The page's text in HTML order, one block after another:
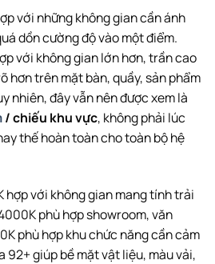
với những không gian cần ánh
dồn cường độ vào một điểm.
với không gian lớn hơn, trần cao
hơn trên mặt bàn, quầy, sản phẩm
nhiên, đây vẫn nên được xem là
/ chiếu khu vực, không phải lúc
thế hoàn toàn cho toàn bộ hệ
hợp với không gian mang tính trải
phù hợp showroom, văn
phù hợp khu chức năng cần cảm
92+ giúp bề mặt vật liệu, màu vải,